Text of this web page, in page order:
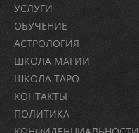
УСЛУГИ
ОБУЧЕНИЕ
АСТРОЛОГИЯ
ШКОЛА МАГИИ
ШКОЛА ТАРО
КОНТАКТЫ
ПОЛИТИКА